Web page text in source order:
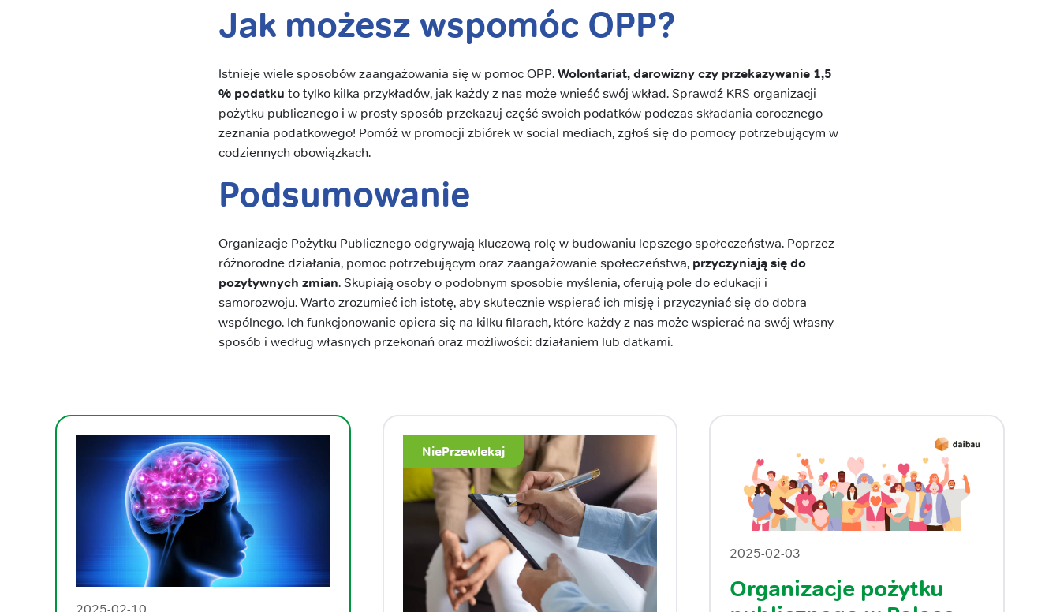
Jak możesz wspomóc OPP?
Istnieje wiele sposobów zaangażowania się w pomoc OPP.Wolontariat, darowizny czy przekazywanie 1,5
% podatkuto tylko kilka przykładów, jak każdy z nas może wnieść swój wkład. Sprawdź KRS organizacji
pożytku publicznego i w prosty sposób przekazuj część swoich podatków podczas składania corocznego
zeznania podatkowego! Pomóż w promocji zbiórek w social mediach, zgłoś się do pomocy potrzebującym w
codziennych obowiązkach.
Podsumowanie
Organizacje Pożytku Publicznego odgrywają kluczową rolę w budowaniu lepszego społeczeństwa. Poprzez
różnorodne działania, pomoc potrzebującym oraz zaangażowanie społeczeństwa, przyczyniają się do
pozytywnych zmian. Skupiają osoby o podobnym sposobie myślenia, oferują pole do edukacji i
samorozwoju. Warto zrozumieć ich istotę, aby skutecznie wspierać ich misję i przyczyniać się do dobra
wspólnego. Ich funkcjonowanie opiera się na kilku filarach, które każdy z nas może wspierać na swój własny
sposób i według własnych przekonań oraz możliwości: działaniem lub datkami.
NiePrzewlekaj
2025-02-03
Organizacje pożytku